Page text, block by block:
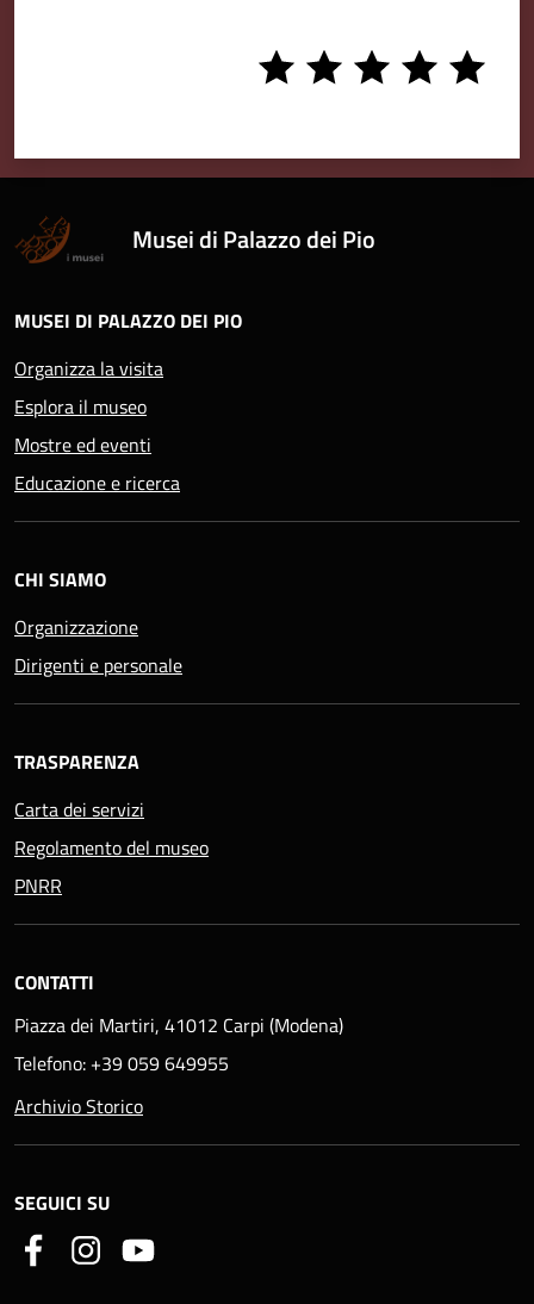
5
stars
4
stars
3
stars
2
stars
1
stars
Musei di Palazzo dei Pio
MUSEI DI PALAZZO DEI PIO
Organizza la visita
Esplora il museo
Mostre ed eventi
Educazione e ricerca
CHI SIAMO
Organizzazione
Dirigenti e personale
TRASPARENZA
Carta dei servizi
Regolamento del museo
PNRR
CONTATTI
Piazza dei Martiri, 41012 Carpi (Modena)
Telefono: +39 059 649955
Archivio Storico
SEGUICI SU